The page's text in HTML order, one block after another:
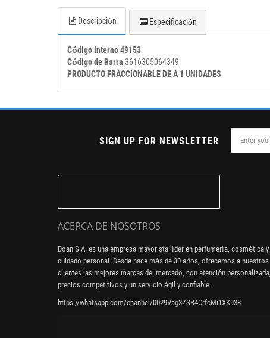
Descripción Especificación
Código Interno 49153
Código de Barra 3616305064349
PRODUCTO FRACCIONABLE DE A 1 UNIDADES
SIGN UP FOR NEWSLETTER
ACERCA DE NOSOTROS
Doan S.A. es una empresa mayorista líder en perfumería, cosmética y
cuidado personal. Desde hace más de 30 años, ofrecemos a nuestros
clientes las mejores marcas del mercado, con atención personalizada,
precios competitivos y un servicio ágil y confiable.
https://whatsapp.com/channel/0029Vag3ZSB4CrfcMi1XK938